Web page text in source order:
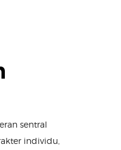
sentral
individu,